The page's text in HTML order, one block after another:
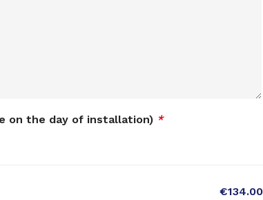
on the day of installation) *
€134.00